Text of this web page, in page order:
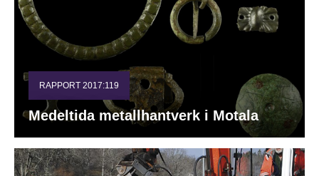
RAPPORT 2017:119
Medeltida metallhantverk i Motala